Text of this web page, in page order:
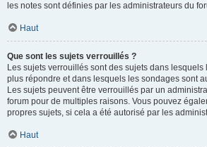
les notes sont définies par les administrateurs du
Haut
Que sont les sujets verrouillés ?
Les sujets verrouillés sont des sujets dans
plus répondre et dans lesquels les sondages sont
Les sujets peuvent être verrouillés par un
forum pour de multiples raisons. Vous pouvez
propres sujets, si cela a été autorisé par les
Haut